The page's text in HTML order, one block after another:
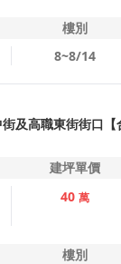
樓別
8~8/14
及高職東街街口
建坪單價
40 萬
樓別